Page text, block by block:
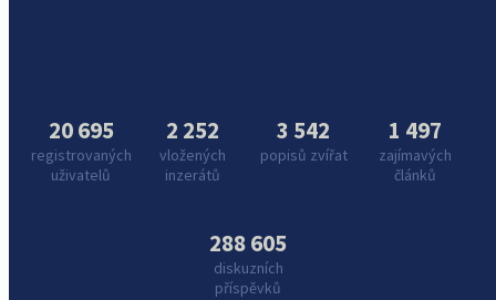
20 695
registrovaných
uživatelů
2 252
vložených
inzerátů
3 542
popisů zvířat
1 497
zajímavých
článků
288 605
diskuzních
příspěvků